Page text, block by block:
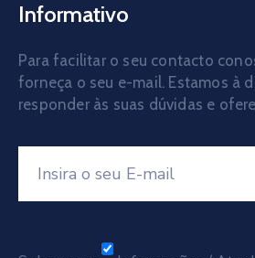
Informativo
Para facilitar o seu contacto
forneça o seu e-mail. Estamos à
responder às suas dúvidas e